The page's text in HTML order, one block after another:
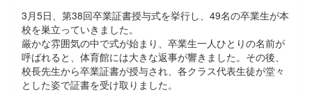
3月5日、第38回卒業証書授与式を挙行し、49名の卒業生が本
校を巣立っていきました。
厳かな雰囲気の中で式が始まり、卒業生一人ひとりの名前が
呼ばれると、体育館には大きな返事が響きました。その後、
校長先生から卒業証書が授与され、各クラス代表生徒が堂々
とした姿で証書を受け取りました。